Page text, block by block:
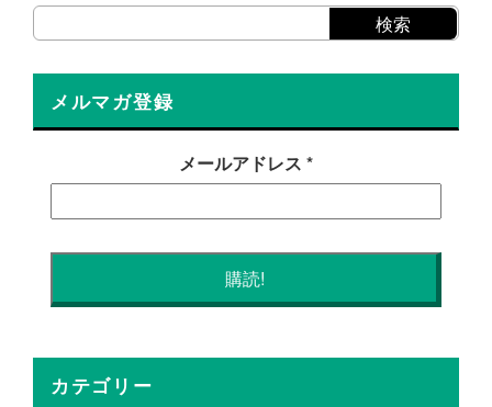
メルマガ登録
メールアドレス *
カテゴリー